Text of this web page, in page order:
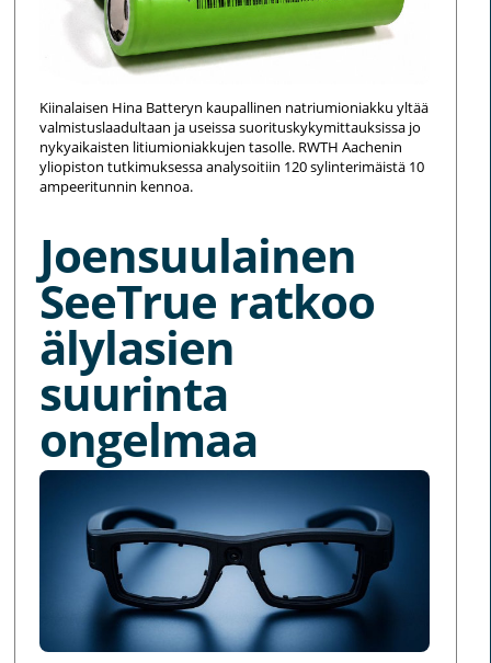
Kiinalaisen Hina Batteryn kaupallinen natriumioniakku yltää
valmistuslaadultaan ja useissa suorituskykymittauksissa jo
nykyaikaisten litiumioniakkujen tasolle. RWTH Aachenin
yliopiston tutkimuksessa analysoitiin 120 sylinterimäistä 10
ampeeritunnin kennoa.
Joensuulainen
SeeTrue ratkoo
älylasien
suurinta
ongelmaa